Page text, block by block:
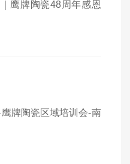
鹰牌陶瓷48周年感恩
牌陶瓷区域培训会-南